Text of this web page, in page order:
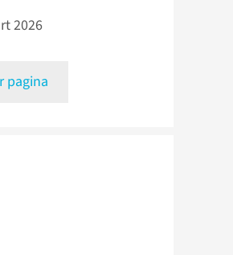
2026
pagina